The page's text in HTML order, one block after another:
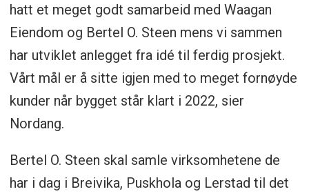
hatt et meget godt samarbeid med Waagan
Eiendom og Bertel O. Steen mens vi sammen
har utviklet anlegget fra idé til ferdig prosjekt.
Vårt mål er å sitte igjen med to meget fornøyde
kunder når bygget står klart i 2022, sier
Nordang.
Bertel O. Steen skal samle virksomhetene de
har i dag i Breivika, Puskhola og Lerstad til det